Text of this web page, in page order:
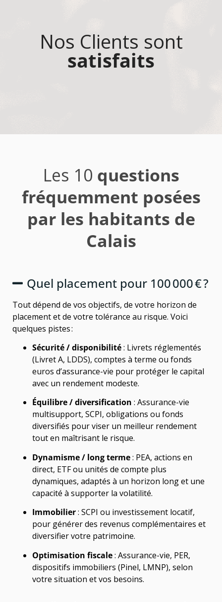
Nos Clients sont
satisfaits
Les 10 questions
fréquemment posées
par les habitants de
Calais
Quel placement pour 100 000 € ?
Tout dépend de vos objectifs, de votre horizon de
placement et de votre tolérance au risque. Voici
quelques pistes :
Sécurité / disponibilité: Livrets réglementés
(Livret A, LDDS), comptes à terme ou fonds
euros d’assurance-vie pour protéger le capital
avec un rendement modeste.
Équilibre / diversification : Assurance-vie
multisupport, SCPI, obligations ou fonds
diversifiés pour viser un meilleur rendement
tout en maîtrisant le risque.
Dynamisme / long terme: PEA, actions en
direct, ETF ou unités de compte plus
dynamiques, adaptés à un horizon long et une
capacité à supporter la volatilité.
Immobilier: SCPI ou investissement locatif,
pour générer des revenus complémentaires et
diversifier votre patrimoine.
Optimisation fiscale: Assurance-vie, PER,
dispositifs immobiliers (Pinel, LMNP), selon
votre situation et vos besoins.